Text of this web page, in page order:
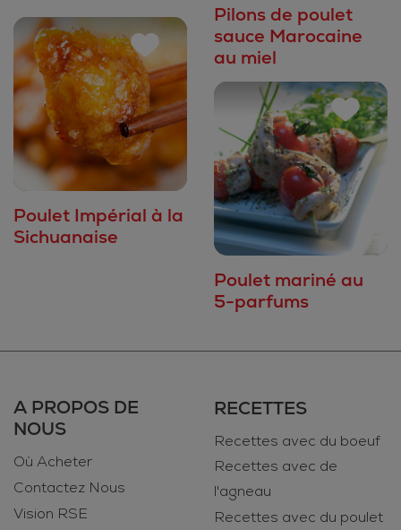
Pilons de poulet
sauce Marocaine
au miel
Poulet Impérial à la
Sichuanaise
Poulet mariné au
5-parfums
A PROPOS DE
NOUS
Où Acheter
Contactez Nous
Vision RSE
RECETTES
Recettes avec du boeuf
Recettes avec de
l'agneau
Recettes avec du poulet